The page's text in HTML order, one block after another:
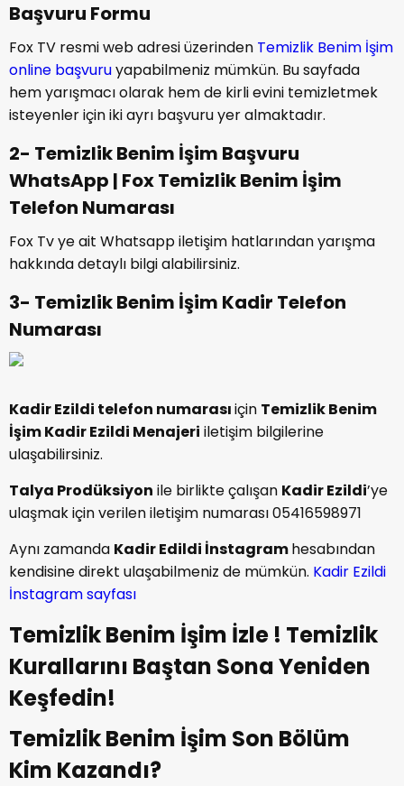
Başvuru Formu
Fox TV resmi web adresi üzerinden Temizlik Benim İşim
online başvuruyapabilmeniz mümkün. Bu sayfada
hem yarışmacı olarak hem de kirli evini temizletmek
isteyenler için iki ayrı başvuru yer almaktadır.
2- Temizlik Benim İşim Başvuru
WhatsApp | Fox Temizlik Benim İşim
Telefon Numarası
Fox Tv ye ait Whatsapp iletişim hatlarından yarışma
hakkında detaylı bilgi alabilirsiniz.
3- Temizlik Benim İşim Kadir Telefon
Numarası
Kadir Ezildi telefon numarasıiçin Temizlik Benim
İşim Kadir Ezildi Menajeri iletişim bilgilerine
ulaşabilirsiniz.
Talya Prodüksiyon ile birlikte çalışan Kadir Ezildi’ye
ulaşmak için verilen iletişim numarası 05416598971
Aynı zamanda Kadir Edildi İnstagramhesabından
kendisine direkt ulaşabilmeniz de mümkün. Kadir Ezildi
İnstagram sayfası
Temizlik Benim İşim İzle ! Temizlik
Kurallarını Baştan Sona Yeniden
Keşfedin!
Temizlik Benim İşim Son Bölüm
Kim Kazandı?